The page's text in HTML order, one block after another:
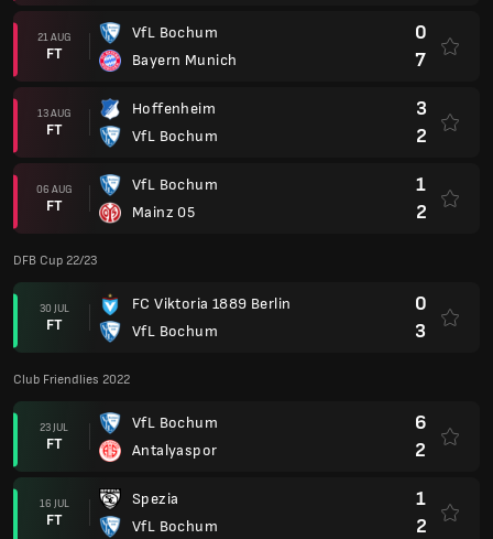
21 AUG
FT
VfL Bochum
Bayern Munich
0
7
13 AUG
FT
Hoffenheim
VfL Bochum
3
2
06 AUG
FT
VfL Bochum
Mainz 05
1
2
DFB Cup 22/23
30 JUL
FT
FC Viktoria 1889 Berlin
VfL Bochum
0
3
Club Friendlies 2022
23 JUL
FT
VfL Bochum
Antalyaspor
6
2
16 JUL
FT
Spezia
VfL Bochum
1
2